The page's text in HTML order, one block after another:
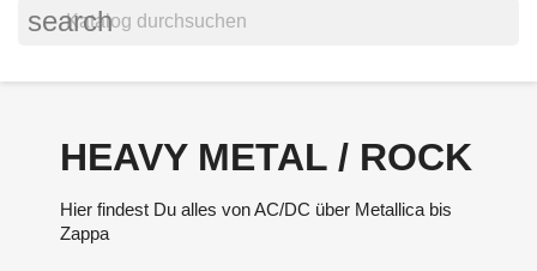
search
HEAVY METAL / ROCK
Hier findest Du alles von AC/DC über Metallica bis
Zappa